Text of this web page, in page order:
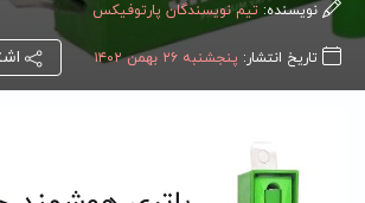
نویسنده: تیم نویسندگان پارتوفیکس
تاریخ انتشار: پنجشنبه ۲۶ بهمن ۱۴۰۲